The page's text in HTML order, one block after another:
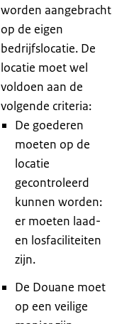
worden aangebracht
op de eigen
bedrijfslocatie. De
locatie moet wel
voldoen aan de
volgende criteria:
De goederen
moeten op de
locatie
gecontroleerd
kunnen worden:
er moeten laad-
en losfaciliteiten
zijn.
De Douane moet
op een veilige